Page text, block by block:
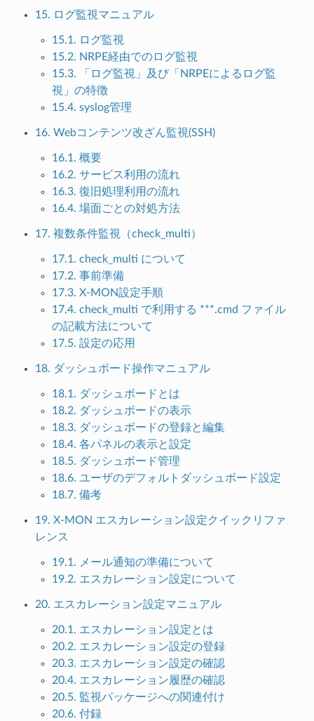
15. ログ監視マニュアル
15.1. ログ監視
15.2. NRPE経由でのログ監視
15.3. 「ログ監視」及び「NRPEによるログ監
視」の特徴
15.4. syslog管理
16. Webコンテンツ改ざん監視(SSH)
16.1. 概要
16.2. サービス利用の流れ
16.3. 復旧処理利用の流れ
16.4. 場面ごとの対処方法
17. 複数条件監視（check_multi）
17.1. check_multi について
17.2. 事前準備
17.3. X-MON設定手順
17.4. check_multi で利用する ***.cmd ファイル
の記載方法について
17.5. 設定の応用
18. ダッシュボード操作マニュアル
18.1. ダッシュボードとは
18.2. ダッシュボードの表示
18.3. ダッシュボードの登録と編集
18.4. 各パネルの表示と設定
18.5. ダッシュボード管理
18.6. ユーザのデフォルトダッシュボード設定
18.7. 備考
19. X-MON エスカレーション設定クイックリファ
レンス
19.1. メール通知の準備について
19.2. エスカレーション設定について
20. エスカレーション設定マニュアル
20.1. エスカレーション設定とは
20.2. エスカレーション設定の登録
20.3. エスカレーション設定の確認
20.4. エスカレーション履歴の確認
20.5. 監視パッケージへの関連付け
20.6. 付録